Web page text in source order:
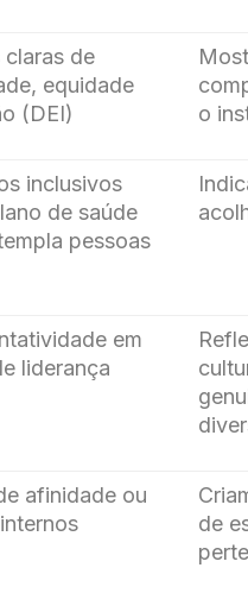
claras de
equidade
(DEI)
o
inclusivos
de saúde
pessoas
em
liderança
afinidade ou
de